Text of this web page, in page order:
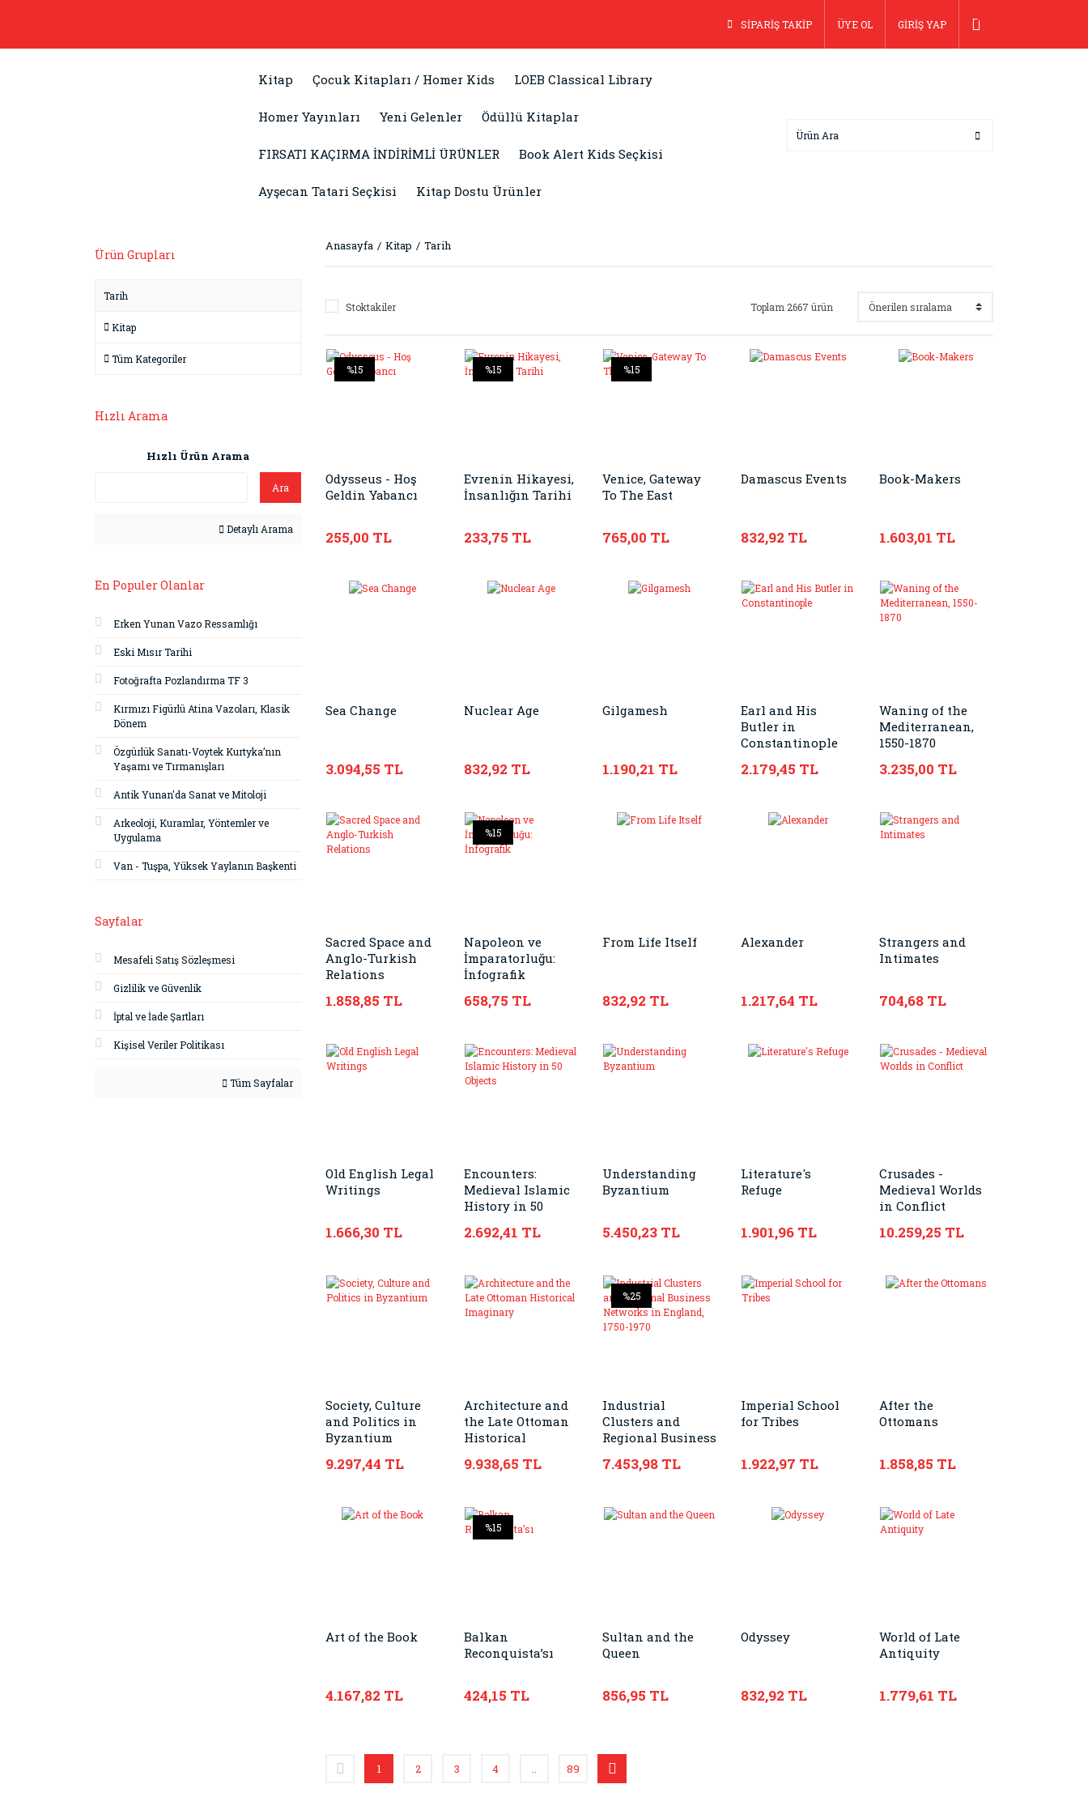
SİPARİŞ TAKİP ÜYE OL GİRİŞ YAP
Kitap Çocuk Kitapları / Homer Kids LOEB Classical Library
Homer Yayınları Yeni Gelenler Ödüllü Kitaplar
FIRSATI KAÇIRMA İNDİRİMLİ ÜRÜNLER Book Alert Kids Seçkisi
Ayşecan Tatari Seçkisi Kitap Dostu Ürünler
Ürün Grupları
Tarih
Kitap
Tüm Kategoriler
Hızlı Arama
Hızlı Ürün Arama
Ara
Detaylı Arama
En Populer Olanlar
Erken Yunan Vazo Ressamlığı
Eski Mısır Tarihi
Fotoğrafta Pozlandırma TF 3
Kırmızı Figürlü Atina Vazoları, Klasik
Dönem
Özgürlük Sanatı-Voytek Kurtyka’nın
Yaşamı ve Tırmanışları
Antik Yunan'da Sanat ve Mitoloji
Arkeoloji, Kuramlar, Yöntemler ve
Uygulama
Van - Tuşpa, Yüksek Yaylanın Başkenti
Sayfalar
Mesafeli Satış Sözleşmesi
Gizlilik ve Güvenlik
İptal ve İade Şartları
Kişisel Veriler Politikası
Tüm Sayfalar
Anasayfa Kitap Tarih
Stoktakiler Toplam 2667 ürün
%15
Odysseus - Hoş
Geldin Yabancı
255,00 TL
%15
Evrenin Hikayesi,
İnsanlığın Tarihi
233,75 TL
%15
Venice, Gateway
To The East
765,00 TL
Damascus Events
832,92 TL
Book-Makers
1.603,01 TL
Sea Change
3.094,55 TL
Nuclear Age
832,92 TL
Gilgamesh
1.190,21 TL
Earl and His
Butler in
Constantinople
2.179,45 TL
Waning of the
Mediterranean,
1550-1870
3.235,00 TL
Sacred Space and
Anglo-Turkish
Relations
1.858,85 TL
%15
Napoleon ve
İmparatorluğu:
İnfografik
658,75 TL
From Life Itself
832,92 TL
Alexander
1.217,64 TL
Strangers and
Intimates
704,68 TL
Old English Legal
Writings
1.666,30 TL
Encounters:
Medieval Islamic
History in 50
2.692,41 TL
Understanding
Byzantium
5.450,23 TL
Literature's
Refuge
1.901,96 TL
Crusades -
Medieval Worlds
in Conflict
10.259,25 TL
Society, Culture
and Politics in
Byzantium
9.297,44 TL
Architecture and
the Late Ottoman
Historical
9.938,65 TL
%25
Industrial
Clusters and
Regional Business
England, 1750-1970
7.453,98 TL
Imperial School
for Tribes
1.922,97 TL
After the
Ottomans
1.858,85 TL
Art of the Book
4.167,82 TL
%15
Balkan
Reconquista’sı
424,15 TL
Sultan and the
Queen
856,95 TL
Odyssey
832,92 TL
World of Late
Antiquity
1.779,61 TL
1 2 3 4 89